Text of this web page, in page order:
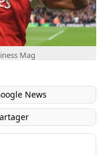
Mag
News